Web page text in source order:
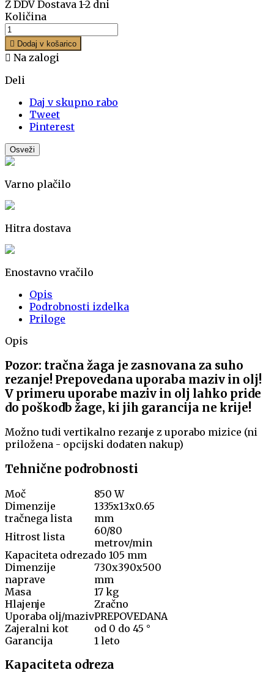
Z DDV Dostava 1-2 dni
Količina
 Dodaj v košarico
 Na zalogi
Deli
Daj v skupno rabo
Tweet
Pinterest
Varno plačilo
Hitra dostava
Enostavno vračilo
Opis
Podrobnosti izdelka
Priloge
Opis
Pozor: tračna žaga je zasnovana za suho
rezanje! Prepovedana uporaba maziv in olj!
V primeru uporabe maziv in olj lahko pride
do poškodb žage, ki jih garancija ne krije!
Možno tudi vertikalno rezanje z uporabo mizice (ni
priložena - opcijski dodaten nakup)
Tehnične podrobnosti
Moč
850 W
Dimenzije
tračnega lista
1335x13x0.65
mm
Hitrost lista
60/80
metrov/min
Kapaciteta odrezado 105 mm
Dimenzije
naprave
730x390x500
mm
Masa
17 kg
Hlajenje
Zračno
Uporaba olj/mazivPREPOVEDANA
Zajeralni kot
od 0 do 45 °
Garancija
1 leto
Kapaciteta odreza